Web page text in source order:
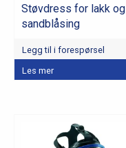
Støvdress for lakk og
sandblåsing
Legg til i forespørsel
Dette
produktet
varianter.
Les mer